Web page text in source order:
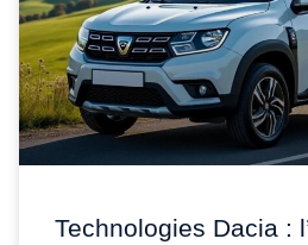
Technologies Dacia :